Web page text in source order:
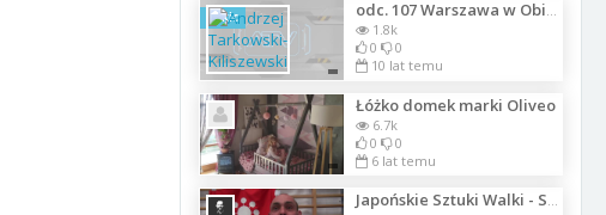
Szkic
odc. 107 Warszawa w Obiektywie. 6. Edycja akcji Sodka Paczka
1.8k
0
0
10 lat temu
Łóżko domek marki Oliveo
6.7k
0
0
6 lat temu
Japońskie Sztuki Walki - Shinkendo .02